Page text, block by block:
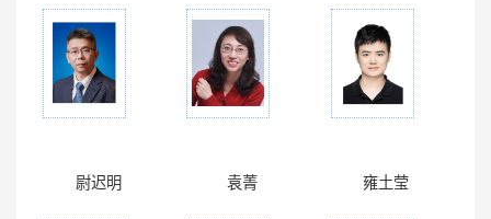
尉迟明 袁菁 雍土莹